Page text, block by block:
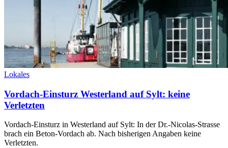
Lokales
Vordach-Einsturz Westerland auf Sylt: keine
Verletzten
Vordach-Einsturz in Westerland auf Sylt: In der Dr.-Nicolas-Strasse
brach ein Beton-Vordach ab. Nach bisherigen Angaben keine
Verletzten.